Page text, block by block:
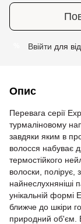
Ввійти для
Опис
Перевага серії
турмаліновому
завдяки яким в
волосся набуває
термостійкого
волоски, полірує,
найнеслухняніші
унікальній формі
ближче до шкіри
природний об'єм.